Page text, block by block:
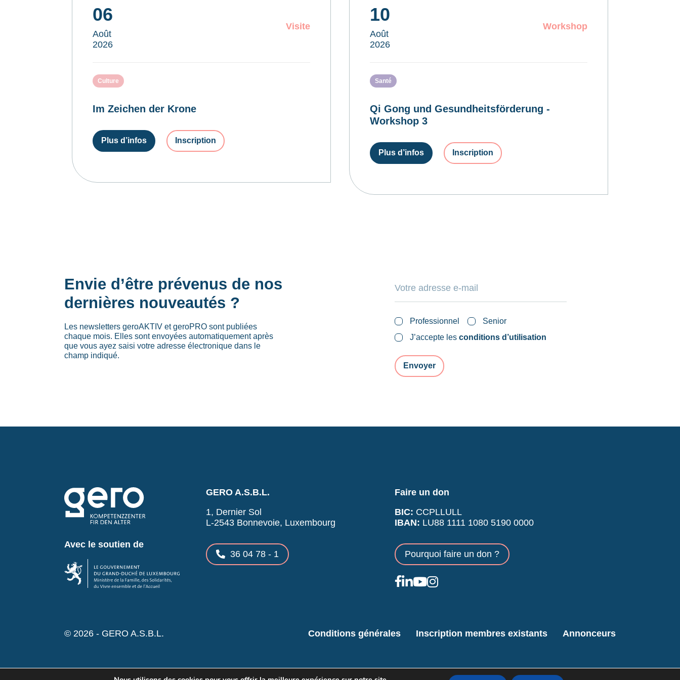
06
Août
2026
Visite
Culture
Im Zeichen der Krone
Plus d’infos Inscription
10
Août
2026
Workshop
Santé
Qi Gong und Gesundheitsförderung -
Workshop 3
Plus d’infos Inscription
Envie d’être prévenus de nos
dernières nouveautés ?
Les newsletters geroAKTIV et geroPRO sont publiées
chaque mois. Elles sont envoyées automatiquement après
que vous ayez saisi votre adresse électronique dans le
champ indiqué.
Professionnel
Senior
J’accepte lesconditions d’utilisation
Avec le soutien de
GERO A.S.B.L.
1, Dernier Sol
L-2543 Bonnevoie, Luxembourg
36 04 78 - 1
Faire un don
BIC: CCPLLULL
IBAN: LU88 1111 1080 5190 0000
Pourquoi faire un don ?
© 2026 - GERO A.S.B.L. Conditions générales Inscription membres existants Annonceurs